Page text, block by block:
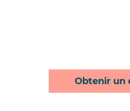
Obtenir un